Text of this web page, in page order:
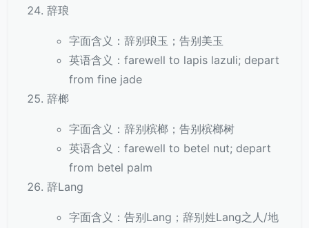
辞琅
字面含义：辞别琅玉；告别美玉
英语含义：farewell to lapis lazuli; depart
from fine jade
辞榔
字面含义：辞别槟榔；告别槟榔树
英语含义：farewell to betel nut; depart
from betel palm
辞Lang
字面含义：告别Lang；辞别姓Lang之人/地